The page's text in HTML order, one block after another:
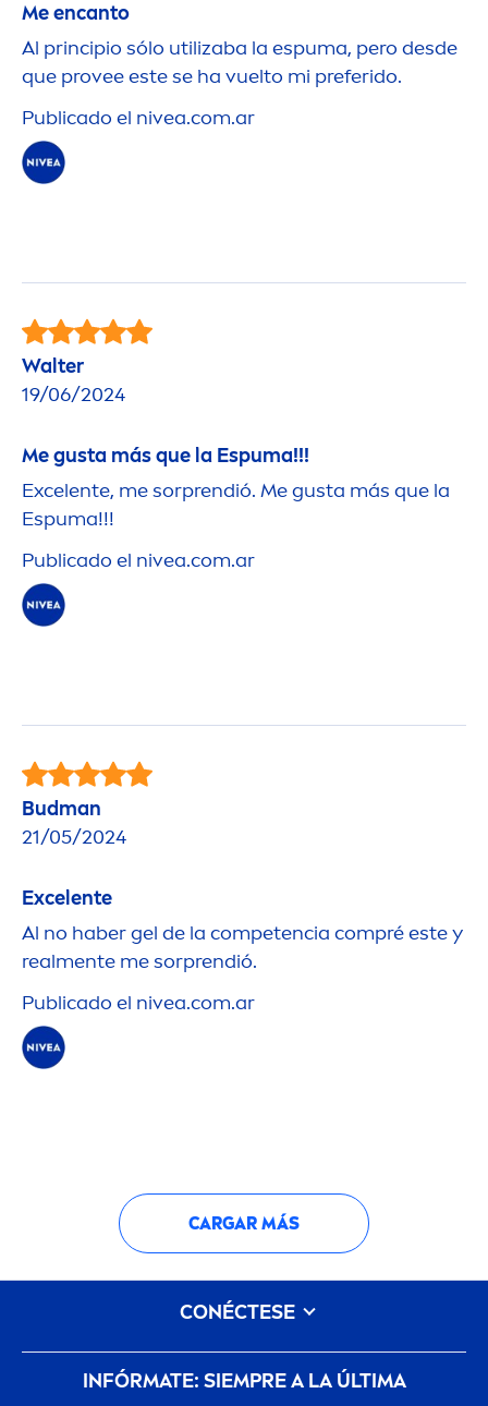
Me encanto
Al principio sólo utilizaba la espuma, pero desde
que provee este se ha vuelto mi preferido.
Publicado el nivea.com.ar
Walter
19/06/2024
Me gusta más que la Espuma!!!
Excelente, me sorprendió. Me gusta más que la
Espuma!!!
Publicado el nivea.com.ar
Budman
21/05/2024
Excelente
Al no haber gel de la competencia compré este y
realmente me sorprendió.
Publicado el nivea.com.ar
CARGAR MÁS
INFÓRMATE: SIEMPRE A LA ÚLTIMA
CONÉCTESE